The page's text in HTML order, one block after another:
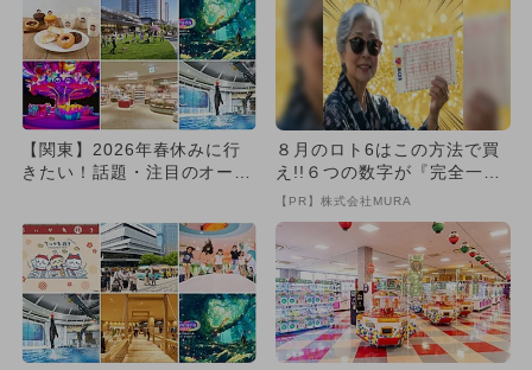
【関東】2026年春休みに行
きたい！話題・注目のオープ
８月のロト6はこの方法で買
え!!６つの数字が『完全一
致』する方法
【PR】株式会社MURA